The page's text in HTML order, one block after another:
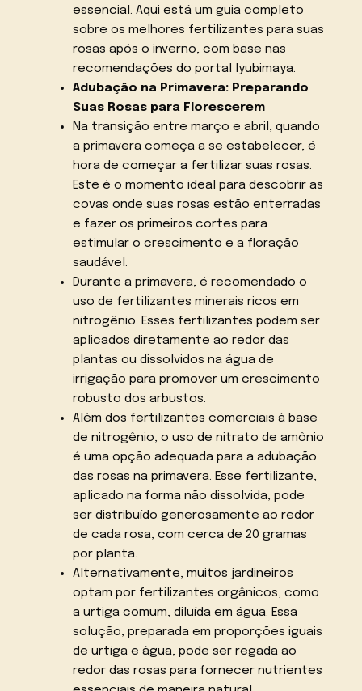
essencial. Aqui está um guia completo
sobre os melhores fertilizantes para suas
rosas após o inverno, com base nas
recomendações do portal lyubimaya.
Adubação na Primavera: Preparando
Suas Rosas para Florescerem
Na transição entre março e abril, quando
a primavera começa a se estabelecer, é
hora de começar a fertilizar suas rosas.
Este é o momento ideal para descobrir as
covas onde suas rosas estão enterradas
e fazer os primeiros cortes para
estimular o crescimento e a floração
saudável.
Durante a primavera, é recomendado o
uso de fertilizantes minerais ricos em
nitrogênio. Esses fertilizantes podem ser
aplicados diretamente ao redor das
plantas ou dissolvidos na água de
irrigação para promover um crescimento
robusto dos arbustos.
Além dos fertilizantes comerciais à base
de nitrogênio, o uso de nitrato de amônio
é uma opção adequada para a adubação
das rosas na primavera. Esse fertilizante,
aplicado na forma não dissolvida, pode
ser distribuído generosamente ao redor
de cada rosa, com cerca de 20 gramas
por planta.
Alternativamente, muitos jardineiros
optam por fertilizantes orgânicos, como
a urtiga comum, diluída em água. Essa
solução, preparada em proporções iguais
de urtiga e água, pode ser regada ao
redor das rosas para fornecer nutrientes